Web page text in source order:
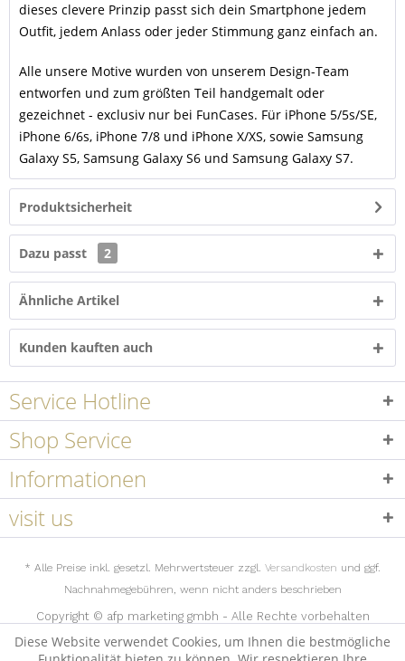
dieses clevere Prinzip passt sich dein Smartphone jedem
Outfit, jedem Anlass oder jeder Stimmung ganz einfach an.
Alle unsere Motive wurden von unserem Design-Team
entworfen und zum größten Teil handgemalt oder
gezeichnet - exclusiv nur bei FunCases. Für iPhone 5/5s/SE,
iPhone 6/6s, iPhone 7/8 und iPhone X/XS, sowie Samsung
Galaxy S5, Samsung Galaxy S6 und Samsung Galaxy S7.
Produktsicherheit
Dazu passt 2
Ähnliche Artikel
Kunden kauften auch
Service Hotline
Shop Service
Informationen
visit us
* Alle Preise inkl. gesetzl. Mehrwertsteuer zzgl. Versandkosten und ggf.
Nachnahmegebühren, wenn nicht anders beschrieben
Copyright © afp marketing gmbh - Alle Rechte vorbehalten
Diese Website verwendet Cookies, um Ihnen die bestmögliche